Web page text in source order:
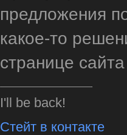
предложения
какое-то
странице
I'll be back!
Стейт в контакте